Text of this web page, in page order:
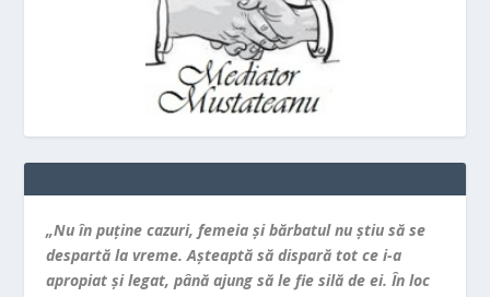
„Nu în puţine cazuri, femeia şi bărbatul nu ştiu să se
despartă la vreme. Aşteaptă să dispară tot ce i-a
apropiat şi legat, până ajung să le fie silă de ei. În loc